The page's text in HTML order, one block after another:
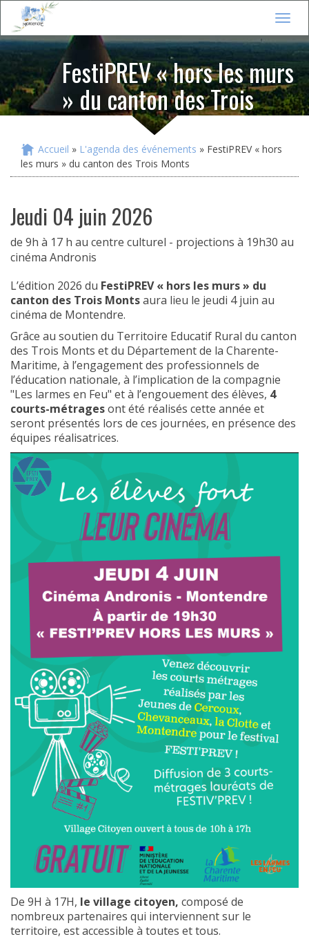
T
o
g
g
l
e
n
a
FestiPREV « hors les murs
» du canton des Trois
Monts
Vous êtes ici
Accueil » L'agenda des événements » FestiPREV « hors
les murs » du canton des Trois Monts
jeudi 04 juin 2026
de 9h à 17 h au centre culturel - projections à 19h30 au
cinéma Andronis
L’édition 2026 du FestiPREV « hors les murs » du
canton des Trois Montsaura lieu le jeudi 4 juin au
cinéma de Montendre.
Grâce au soutien du Territoire Educatif Rural du canton
des Trois Monts et du Département de la Charente-
Maritime, à l’engagement des professionnels de
l’éducation nationale, à l’implication de la compagnie
"Les larmes en Feu" et à l’engouement des élèves, 4
courts-métragesont été réalisés cette année et
seront présentés lors de ces journées, en présence des
équipes réalisatrices.
De 9H à 17H, le village citoyen, composé de
nombreux partenaires qui interviennent sur le
territoire, est accessible à toutes et tous.